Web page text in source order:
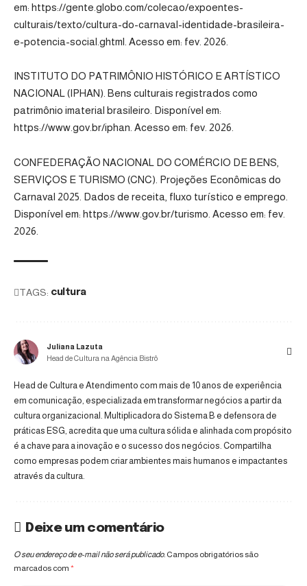
em: https://gente.globo.com/colecao/expoentes-
culturais/texto/cultura-do-carnaval-identidade-brasileira-
e-potencia-social.ghtml. Acesso em: fev. 2026.
INSTITUTO DO PATRIMÔNIO HISTÓRICO E ARTÍSTICO
NACIONAL (IPHAN). Bens culturais registrados como
patrimônio imaterial brasileiro. Disponível em:
https://www.gov.br/iphan. Acesso em: fev. 2026.
CONFEDERAÇÃO NACIONAL DO COMÉRCIO DE BENS,
SERVIÇOS E TURISMO (CNC). Projeções Econômicas do
Carnaval 2025. Dados de receita, fluxo turístico e emprego.
Disponível em: https://www.gov.br/turismo. Acesso em: fev.
2026.
TAGS: cultura
Juliana Lazuta
Head de Cultura na Agência Bistrô
Head de Cultura e Atendimento com mais de 10 anos de experiência
em comunicação, especializada em transformar negócios a partir da
cultura organizacional. Multiplicadora do Sistema B e defensora de
práticas ESG, acredita que uma cultura sólida e alinhada com propósito
é a chave para a inovação e o sucesso dos negócios. Compartilha
como empresas podem criar ambientes mais humanos e impactantes
através da cultura.
Deixe um comentário
O seu endereço de e-mail não será publicado. Campos obrigatórios são
marcados com *